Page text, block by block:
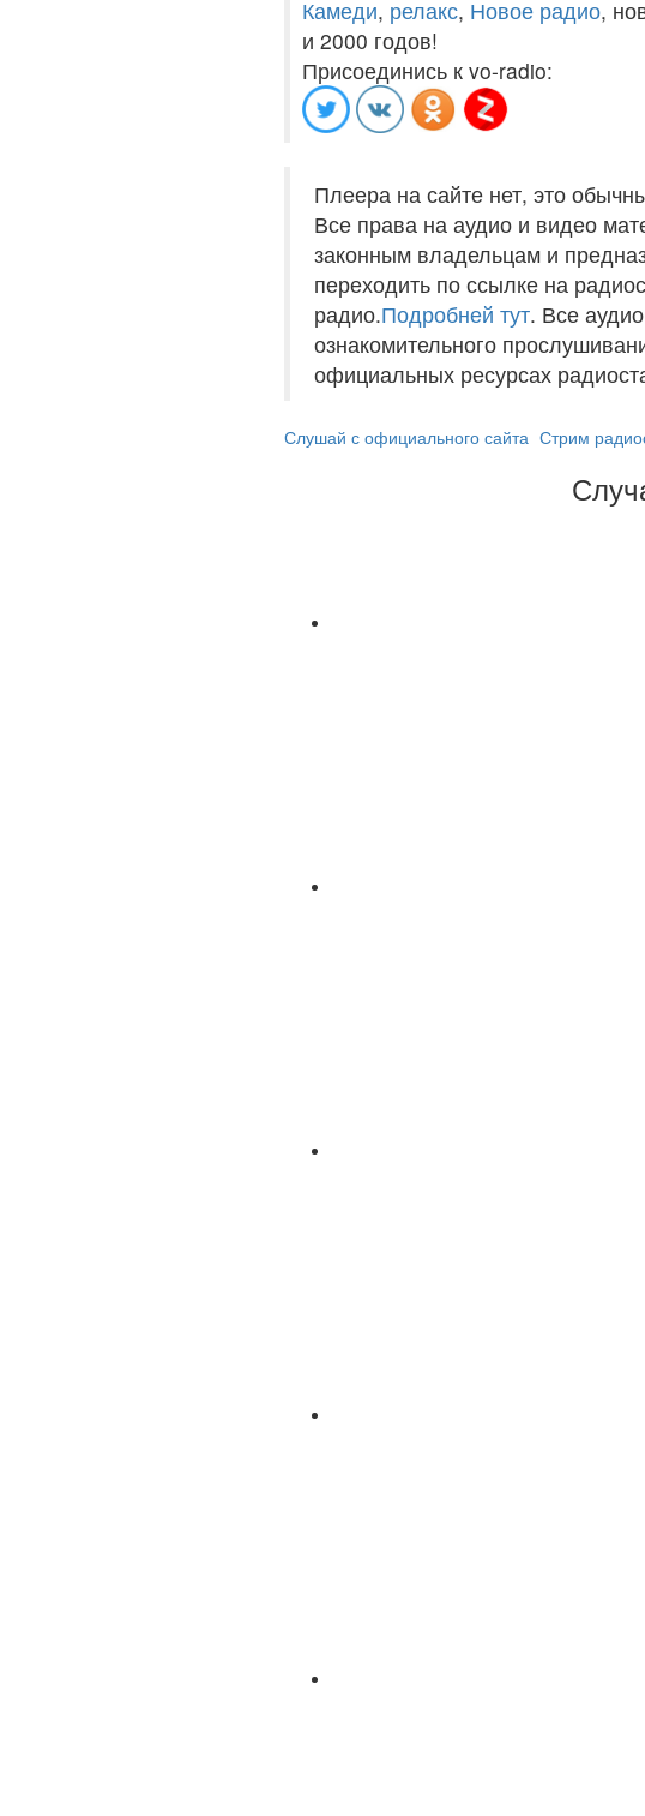
Камеди, релакс, Новое радио,
и 2000 годов!
Присоединись к vo-radio:
Плеера на сайте нет, это
Все права на аудио и видео
законным владельцам и
переходить по ссылке на
радио.Подробней тут. Все
ознакомительного
официальных ресурсах
Слушай с официального сайта Стрим